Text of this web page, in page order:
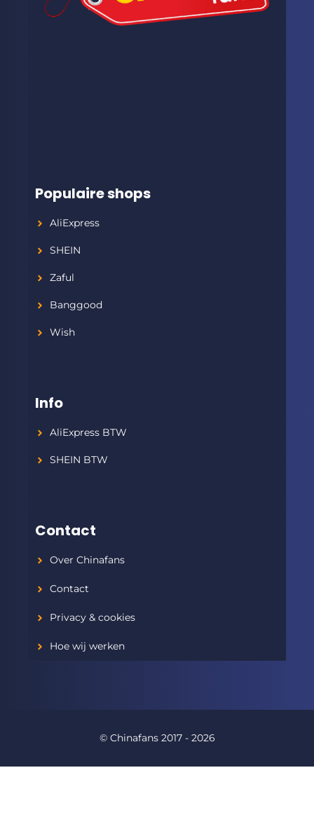
Populaire shops
AliExpress
SHEIN
Zaful
Banggood
Wish
Info
AliExpress BTW
SHEIN BTW
Contact
Over Chinafans
Contact
Privacy & cookies
Hoe wij werken
© Chinafans 2017 - 2026